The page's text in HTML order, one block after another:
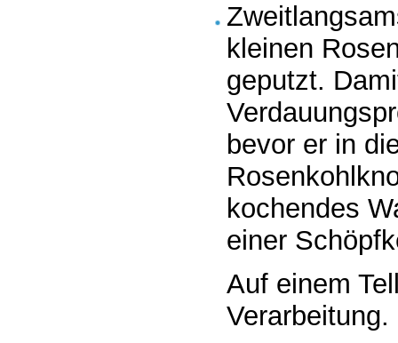
kleinen
geputzt.
bevor er in
kochendes
einer
Auf einem
Verarbeitung.